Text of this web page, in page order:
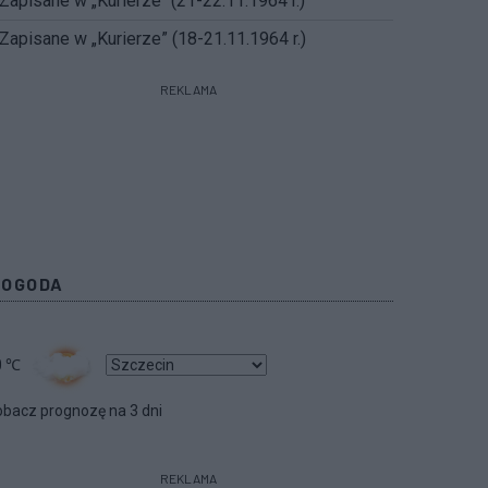
Zapisane w „Kurierze” (18-21.11.1964 r.)
REKLAMA
℃
prognozę na 3 dni
REKLAMA